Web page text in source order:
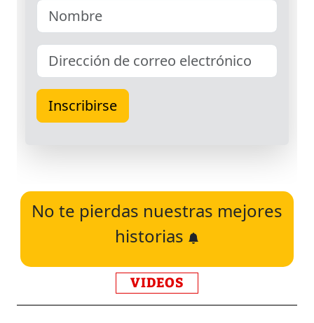
No te pierdas nuestras mejores
historias
VIDEOS